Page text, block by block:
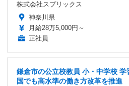
株式会社スプリックス
神奈川県
月給28万5,000円～
正社員
鎌倉市の公立校教員 小・中学校
国でも高水準の働き方改革を推進